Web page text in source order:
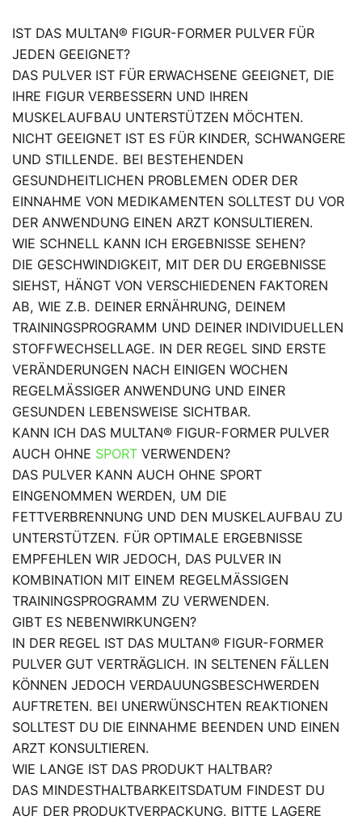
IST DAS MULTAN® FIGUR-FORMER PULVER FÜR
JEDEN GEEIGNET?
DAS PULVER IST FÜR ERWACHSENE GEEIGNET, DIE
IHRE FIGUR VERBESSERN UND IHREN
MUSKELAUFBAU UNTERSTÜTZEN MÖCHTEN.
NICHT GEEIGNET IST ES FÜR KINDER, SCHWANGERE
UND STILLENDE. BEI BESTEHENDEN
GESUNDHEITLICHEN PROBLEMEN ODER DER
EINNAHME VON MEDIKAMENTEN SOLLTEST DU VOR
DER ANWENDUNG EINEN ARZT KONSULTIEREN.
WIE SCHNELL KANN ICH ERGEBNISSE SEHEN?
DIE GESCHWINDIGKEIT, MIT DER DU ERGEBNISSE
SIEHST, HÄNGT VON VERSCHIEDENEN FAKTOREN
AB, WIE Z.B. DEINER ERNÄHRUNG, DEINEM
TRAININGSPROGRAMM UND DEINER INDIVIDUELLEN
STOFFWECHSELLAGE. IN DER REGEL SIND ERSTE
VERÄNDERUNGEN NACH EINIGEN WOCHEN
REGELMÄSSIGER ANWENDUNG UND EINER G
ESUNDEN LEBENSWEISE SICHTBAR.
KANN ICH DAS MULTAN® FIGUR-FORMER PULVER
AUCH OHNE SPORT VERWENDEN?
DAS PULVER KANN AUCH OHNE SPORT
EINGENOMMEN WERDEN, UM DIE
FETTVERBRENNUNG UND DEN MUSKELAUFBAU ZU
UNTERSTÜTZEN. FÜR OPTIMALE ERGEBNISSE
EMPFEHLEN WIR JEDOCH, DAS PULVER IN
KOMBINATION MIT EINEM REGELMÄSSIGEN T
RAININGSPROGRAMM ZU VERWENDEN.
GIBT ES NEBENWIRKUNGEN?
IN DER REGEL IST DAS MULTAN® FIGUR-FORMER
PULVER GUT VERTRÄGLICH. IN SELTENEN FÄLLEN
KÖNNEN JEDOCH VERDAUUNGSBESCHWERDEN
AUFTRETEN. BEI UNERWÜNSCHTEN REAKTIONEN
SOLLTEST DU DIE EINNAHME BEENDEN UND EINEN
ARZT KONSULTIEREN.
WIE LANGE IST DAS PRODUKT HALTBAR?
DAS MINDESTHALTBARKEITSDATUM FINDEST DU
AUF DER PRODUKTVERPACKUNG. BITTE LAGERE